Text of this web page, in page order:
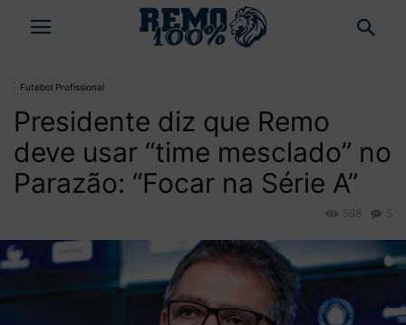
Futebol Profissional
Presidente diz que Remo
deve usar “time mesclado” no
Parazão: “Focar na Série A”
5
598